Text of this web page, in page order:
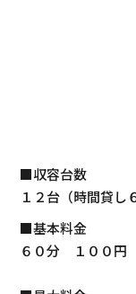
■収容台数
１２台（時間貸し
■基本料金
６０分 １００円